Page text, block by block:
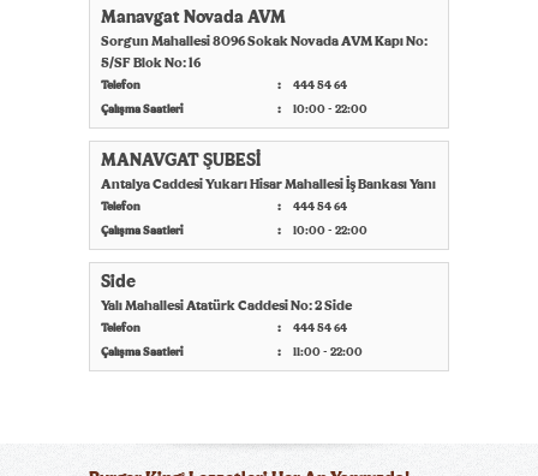
Manavgat Novada AVM
Sorgun Mahallesi 8096 Sokak Novada AVM Kapı No:
5/SF Blok No: 16
Telefon
444 54 64
Çalışma Saatleri
10:00 - 22:00
MANAVGAT ŞUBESİ
Antalya Caddesi Yukarı Hisar Mahallesi İş Bankası Yanı
Telefon
444 54 64
Çalışma Saatleri
10:00 - 22:00
Side
Yalı Mahallesi Atatürk Caddesi No: 2 Side
Telefon
444 54 64
Çalışma Saatleri
11:00 - 22:00